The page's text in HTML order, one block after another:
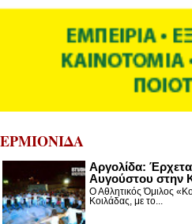
ΕΡΜΙΟΝΙΔΑ
Αργολίδα:
Αυγούστου στην
Ο Αθλητικός Όμιλος
Κοιλάδας, με το...